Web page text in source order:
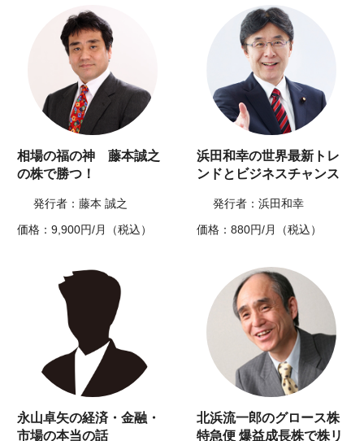
相場の福の神 藤本誠之
の株で勝つ！
発行者：藤本 誠之
価格：9,900円/月（税込）
浜田和幸の世界最新トレ
ンドとビジネスチャンス
発行者：浜田和幸
価格：880円/月（税込）
永山卓矢の経済・金融・
市場の本当の話
北浜流一郎のグロース株
特急便 爆益成長株で株リ